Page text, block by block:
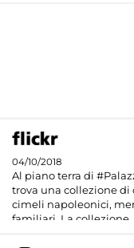
04/10/2018
Al piano terra di
trova una collezione di
cimeli napoleonici,
familiari. La collezione